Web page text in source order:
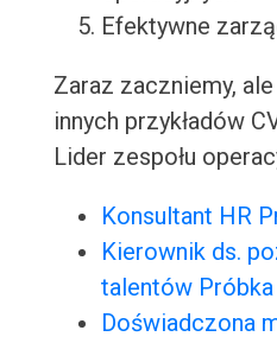
Efektywne
Zaraz zaczniemy,
innych przykładów
Lider zespołu
Konsultant HR
Kierownik ds.
talentów Próbka
Doświadczona